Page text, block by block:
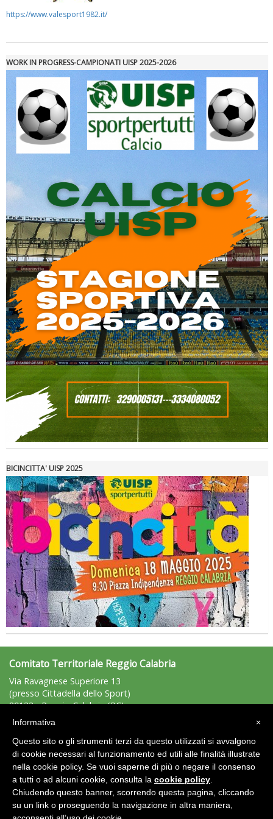
Luglio 2026: "Pensando con i piedi, si possono fare le
Tiziano Pesce a Radio InBlu2000 traccia il bilancio della stagione
Ddl Lobby, Uisp: “Il Parlamento valorizzi le nostre specificità"
La formazione Uisp rallenta ma prosegue anche in estate
Tiziano Pesce nel Cda di Fondazione Terzjus: prima riunione a
https://www.valesport1982.it/
WORK IN PROGRESS-CAMPIONATI UISP 2025-2026
BICINCITTA' UISP 2025
Comitato Territoriale Reggio Calabria
Via Ravagnese Superiore 13
(presso Cittadella dello Sport)
89133 - Reggio Calabria (RC)
Tel: 333/4080052 - Fax:
C.F.: 92023520809
Area Riservata 2.0
×
Informativa
Questo sito o gli strumenti terzi da questo utilizzati si avvalgono
di cookie necessari al funzionamento ed utili alle finalità illustrate
nella cookie policy. Se vuoi saperne di più o negare il consenso
a tutti o ad alcuni cookie, consulta la cookie policy
Chiudendo questo banner, scorrendo questa pagina, cliccando
su un link o proseguendo la navigazione in altra maniera,